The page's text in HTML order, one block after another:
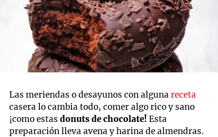
Las meriendas o desayunos con algunareceta
casera lo cambia todo, comer algo rico y sano
¡como estasdonuts de chocolate! Esta
preparación lleva avena y harina de almendras.